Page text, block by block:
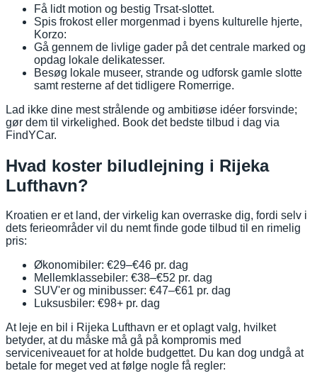
Få lidt motion og bestig Trsat-slottet.
Spis frokost eller morgenmad i byens kulturelle hjerte,
Korzo:
Gå gennem de livlige gader på det centrale marked og
opdag lokale delikatesser.
Besøg lokale museer, strande og udforsk gamle slotte
samt resterne af det tidligere Romerrige.
Lad ikke dine mest strålende og ambitiøse idéer forsvinde;
gør dem til virkelighed. Book det bedste tilbud i dag via
FindYCar.
Hvad koster biludlejning i Rijeka
Lufthavn?
Kroatien er et land, der virkelig kan overraske dig, fordi selv i
dets ferieområder vil du nemt finde gode tilbud til en rimelig
pris:
Økonomibiler: €29–€46 pr. dag
Mellemklassebiler: €38–€52 pr. dag
SUV'er og minibusser: €47–€61 pr. dag
Luksusbiler: €98+ pr. dag
At leje en bil i Rijeka Lufthavn er et oplagt valg, hvilket
betyder, at du måske må gå på kompromis med
serviceniveauet for at holde budgettet. Du kan dog undgå at
betale for meget ved at følge nogle få regler: